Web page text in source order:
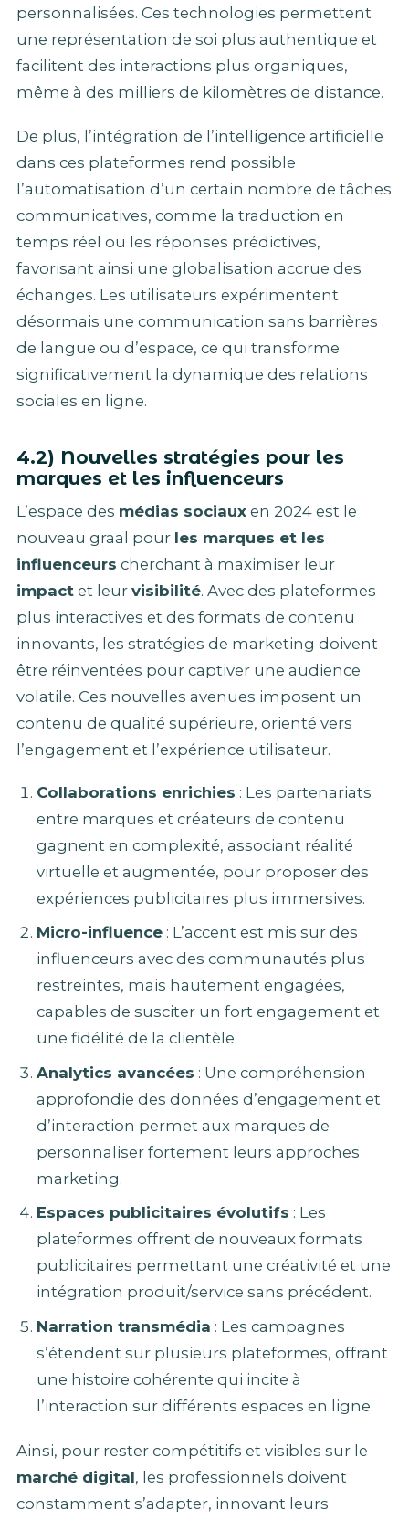
personnalisées. Ces technologies permettent
une représentation de soi plus authentique et
facilitent des interactions plus organiques,
même à des milliers de kilomètres de distance.
De plus, l’intégration de l’intelligence artificielle
dans ces plateformes rend possible
l’automatisation d’un certain nombre de tâches
communicatives, comme la traduction en
temps réel ou les réponses prédictives,
favorisant ainsi une globalisation accrue des
échanges. Les utilisateurs expérimentent
désormais une communication sans barrières
de langue ou d’espace, ce qui transforme
significativement la dynamique des relations
sociales en ligne.
4.2) Nouvelles stratégies pour les
marques et les influenceurs
L’espace des médias sociaux en 2024 est le
nouveau graal pour les marques et les
influenceurs cherchant à maximiser leur
impact et leur visibilité. Avec des plateformes
plus interactives et des formats de contenu
innovants, les stratégies de marketing doivent
être réinventées pour captiver une audience
volatile. Ces nouvelles avenues imposent un
contenu de qualité supérieure, orienté vers
l’engagement et l’expérience utilisateur.
Collaborations enrichies : Les partenariats
entre marques et créateurs de contenu
gagnent en complexité, associant réalité
virtuelle et augmentée, pour proposer des
expériences publicitaires plus immersives.
Micro-influence: L’accent est mis sur des
influenceurs avec des communautés plus
restreintes, mais hautement engagées,
capables de susciter un fort engagement et
une fidélité de la clientèle.
Analytics avancées : Une compréhension
approfondie des données d’engagement et
d’interaction permet aux marques de
personnaliser fortement leurs approches
marketing.
Espaces publicitaires évolutifs : Les
plateformes offrent de nouveaux formats
publicitaires permettant une créativité et une
intégration produit/service sans précédent.
Narration transmédia : Les campagnes
s’étendent sur plusieurs plateformes, offrant
une histoire cohérente qui incite à
l’interaction sur différents espaces en ligne.
Ainsi, pour rester compétitifs et visibles sur le
marché digital, les professionnels doivent
constamment s’adapter, innovant leurs